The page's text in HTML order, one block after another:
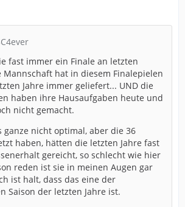
fast immer ein Finale an letzten
Mannschaft hat in diesem Finalepielen
Jahre immer geliefert... UND die
haben ihre Hausaufgaben heute und
nicht gemacht.
ganze nicht optimal, aber die 36
haben, hätten die letzten Jahre fast
gereicht, so schlecht wie hier
reden ist sie in meinen Augen gar
ist halt, dass das eine der
Saison der letzten Jahre ist.